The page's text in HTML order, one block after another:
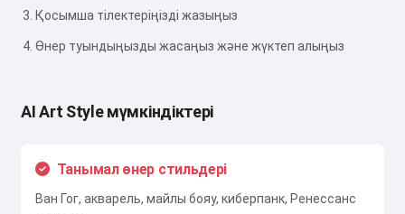
Қосымша тілектеріңізді жазыңыз
Өнер туындыңызды жасаңыз және жүктеп алыңыз
AI Art Style мүмкіндіктері
Танымал өнер стильдері
Ван Гог, акварель, майлы бояу, киберпанк, Ренессанс